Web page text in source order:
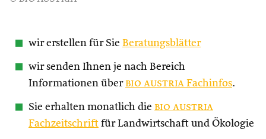
wir erstellen für Sie Beratungsblätter
wir senden Ihnen je nach Bereich
Informationen über bio austria Fachinfos.
Sie erhalten monatlich die bio austria
Fachzeitschrift für Landwirtschaft und Ökologie